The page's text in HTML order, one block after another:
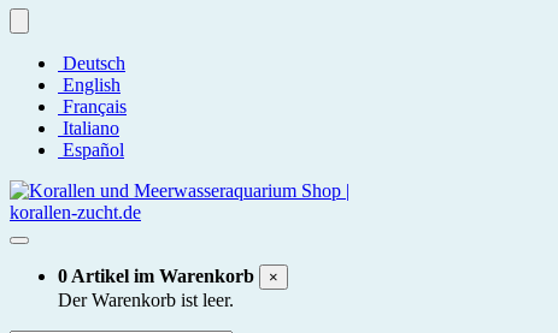
Deutsch
English
Français
Italiano
Español
0 Artikel im Warenkorb ×
Der Warenkorb ist leer.